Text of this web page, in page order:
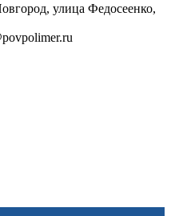
улица Федосеенко,